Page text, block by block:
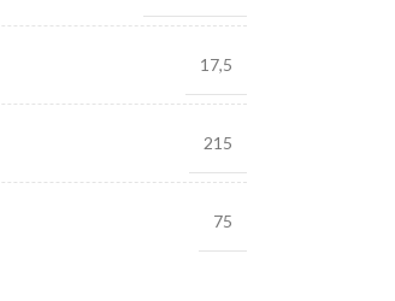
17,5
215
75